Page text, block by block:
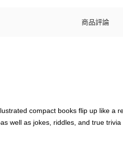
商品評論
compact books flip up like a
well as jokes, riddles, and true trivia